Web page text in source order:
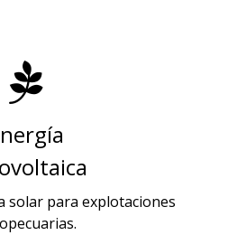
solar para explotaciones